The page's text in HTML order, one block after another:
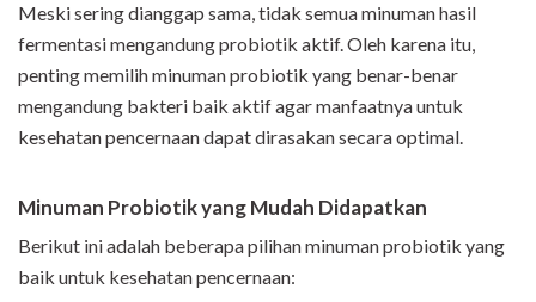
Meski sering dianggap sama, tidak semua minuman hasil
fermentasi mengandung probiotik aktif. Oleh karena itu,
penting memilih minuman probiotik yang benar-benar
mengandung bakteri baik aktif agar manfaatnya untuk
kesehatan pencernaan dapat dirasakan secara optimal.
Minuman Probiotik yang Mudah Didapatkan
Berikut ini adalah beberapa pilihan minuman probiotik yang
baik untuk kesehatan pencernaan: